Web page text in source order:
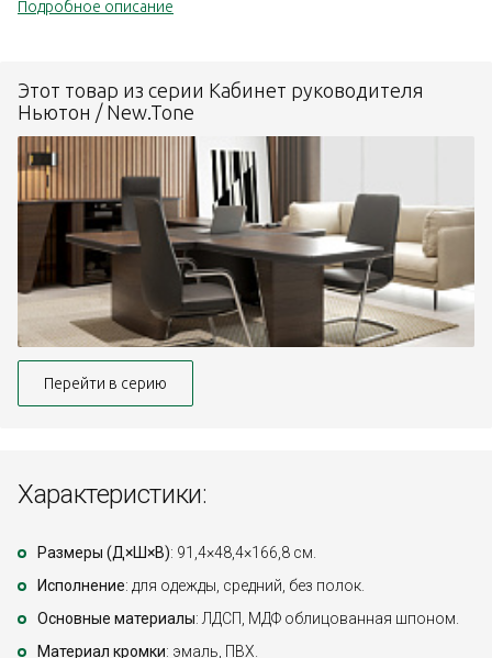
Подробное описание
Этот товар из серии Кабинет руководителя
Ньютон / New.Tone
Перейти в серию
Характеристики:
Размеры (Д×Ш×В): 91,4×48,4×166,8 см.
Исполнение: для одежды, средний, без полок.
Основные материалы: ЛДСП, МДФ облицованная шпоном.
Материал кромки: эмаль, ПВХ.